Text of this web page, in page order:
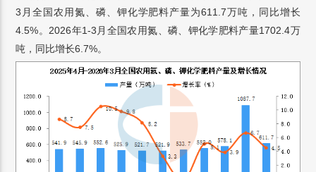
3月全国农用氮、磷、钾化学肥料产量为611.7万吨，同比增长
4.5%。2026年1-3月全国农用氮、磷、钾化学肥料产量1702.4万
吨，同比增长6.7%。